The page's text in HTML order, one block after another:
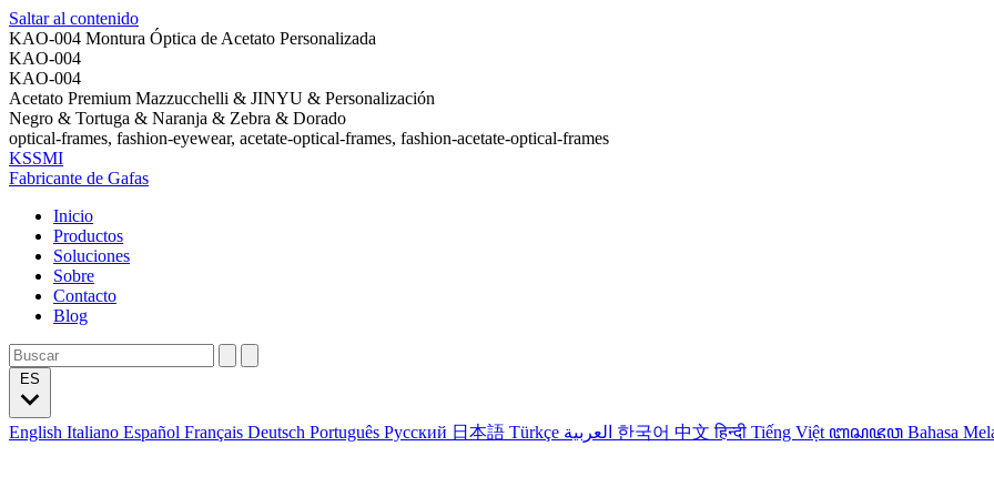
Saltar al contenido
KAO-004 Montura Óptica de Acetato Personalizada
KAO-004
KAO-004
Acetato Premium Mazzucchelli & JINYU & Personalización
Negro & Tortuga & Naranja & Zebra & Dorado
optical-frames, fashion-eyewear, acetate-optical-frames, fashion-acetate-optical-frames
KSSMI
Fabricante de Gafas
Inicio
Productos
Soluciones
Sobre
Contacto
Blog
English Italiano Español Français Deutsch Português Русский 日本語 Türkçe 한국어 中文हिन्दी Tiếng Việt ꦧꦱꦗꦮ Bahasa